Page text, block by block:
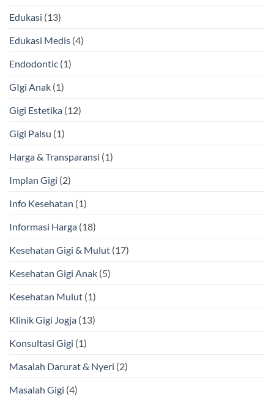
Edukasi (13)
Edukasi Medis (4)
Endodontic (1)
GIgi Anak (1)
Gigi Estetika (12)
Gigi Palsu (1)
Harga & Transparansi (1)
Implan Gigi (2)
Info Kesehatan (1)
Informasi Harga (18)
Kesehatan Gigi & Mulut (17)
Kesehatan Gigi Anak (5)
Kesehatan Mulut (1)
Klinik Gigi Jogja (13)
Konsultasi Gigi (1)
Masalah Darurat & Nyeri (2)
Masalah Gigi (4)